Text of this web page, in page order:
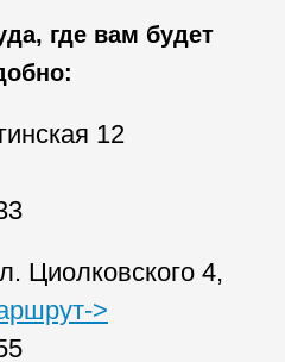
где вам будет
12
Циолковского 4,
>